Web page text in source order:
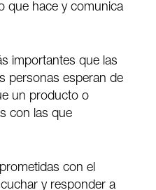
que hace y comunica
importantes que las
personas esperan de
un producto o
con las que
con el
y responder a